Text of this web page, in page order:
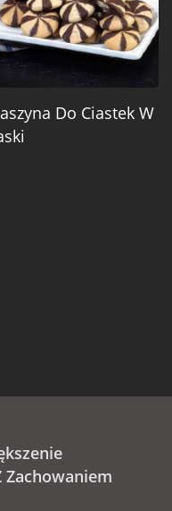
Do Ciastek W